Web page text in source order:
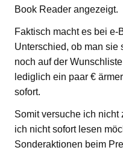
Book Reader angezeigt.
Faktisch macht es bei
Unterschied, ob man sie
noch auf der
lediglich ein paar €
sofort.
Somit versuche ich
ich nicht sofort lesen
Sonderaktionen beim